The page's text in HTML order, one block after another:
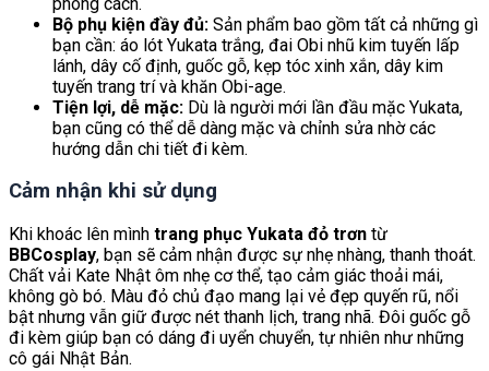
Bộ phụ kiện đầy đủ: Sản phẩm bao gồm tất cả những gì
bạn cần: áo lót Yukata trắng, đai Obi nhũ kim tuyến lấp
lánh, dây cố định, guốc gỗ, kẹp tóc xinh xắn, dây kim
tuyến trang trí và khăn Obi-age.
Tiện lợi, dễ mặc: Dù là người mới lần đầu mặc Yukata,
bạn cũng có thể dễ dàng mặc và chỉnh sửa nhờ các
hướng dẫn chi tiết đi kèm.
Cảm nhận khi sử dụng
Khi khoác lên mình trang phục Yukata đỏ trơn từ
BBCosplay, bạn sẽ cảm nhận được sự nhẹ nhàng, thanh thoát.
Chất vải Kate Nhật ôm nhẹ cơ thể, tạo cảm giác thoải mái,
không gò bó. Màu đỏ chủ đạo mang lại vẻ đẹp quyến rũ, nổi
bật nhưng vẫn giữ được nét thanh lịch, trang nhã. Đôi guốc gỗ
đi kèm giúp bạn có dáng đi uyển chuyển, tự nhiên như những
cô gái Nhật Bản.